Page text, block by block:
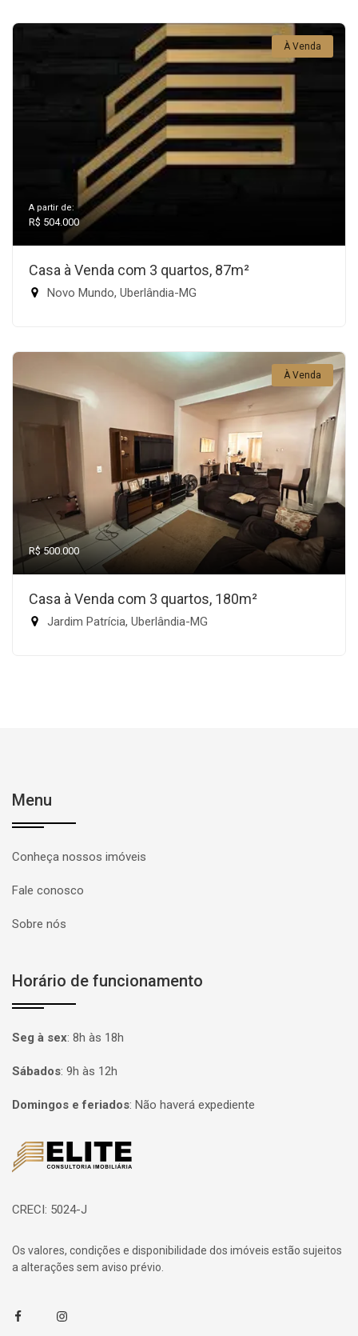
À Venda
A partir de:
R$ 504.000
Casa à Venda com 3 quartos, 87m²
Novo Mundo, Uberlândia-MG
À Venda
R$ 500.000
Casa à Venda com 3 quartos, 180m²
Jardim Patrícia, Uberlândia-MG
Menu
Conheça nossos imóveis
Fale conosco
Sobre nós
Horário de funcionamento
Seg à sex: 8h às 18h
Sábados: 9h às 12h
Domingos e feriados: Não haverá expediente
Página inicial
CRECI: 5024-J
Os valores, condições e disponibilidade dos imóveis estão sujeitos
a alterações sem aviso prévio.
FacebookInstagram